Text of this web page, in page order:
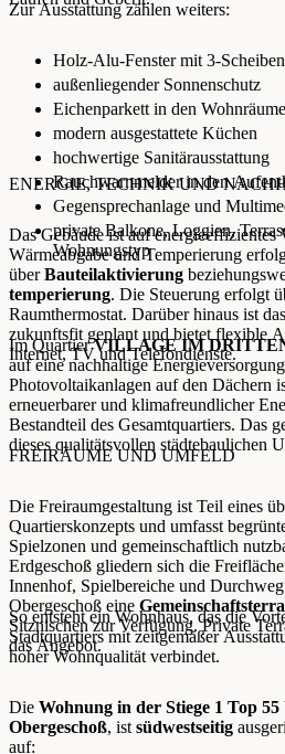
Zur Ausstattung zählen weiters:
Holz-Alu-Fenster mit 3-
außenliegender Sonnenschutz
Eichenparkett in den
modern ausgestattete Küchen
hochwertige Sanitärausstattung
Rauchwarnmelder in den
Gegensprechanlage und
private Balkone, Loggien,
Wohnungstyp
ENERGIE, TECHNIK UND
Das Gebäude ist auf energieeffizientes
Wärmeabgabe und Temperierung
überBauteilaktivierung
temperierung. Die Steuerung erfolgt
Raumthermostat. Darüber hinaus ist
zukunftsfit geplant und bietet flexible
Internet, TV und Telefondienste.
Im QuartierVILLAGE IM
auf eine nachhaltige
Photovoltaikanlagen auf den Dächern
erneuerbarer und klimafreundlicher
Bestandteil des Gesamtquartiers. Das
dieses qualitätsvollen städtebaulichen
FREIRÄUME UND UMFELD
Die Freiraumgestaltung ist Teil eines
Quartierskonzepts und umfasst
Spielzonen und gemeinschaftlich
Erdgeschoß gliedern sich die
Innenhof, Spielbereiche und
Obergeschoß eine
Sitznischen zur Verfügung. Private
das Angebot.
So entsteht ein Wohnhaus, das die
Stadtquartiers mit zeitgemäßer
hoher Wohnqualität verbindet.
Die Wohnung in der Stiege 1 Top 55
Obergeschoß, ist südwestseitig
auf: